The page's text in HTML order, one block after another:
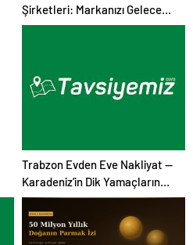
Şirketleri: Markanızı Geleceğe
Taşıyan Güç
Trabzon Evden Eve Nakliyat —
Karadeniz’in Dik Yamaçlarında
Profesyonel Çözümler